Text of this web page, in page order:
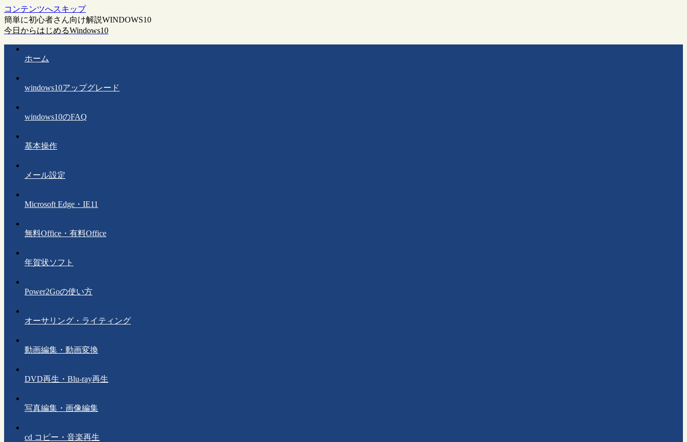
コンテンツへスキップ
簡単に初心者さん向け解説WINDOWS10
今日からはじめるWindows10
ホーム
windows10アップグレード
windows10のFAQ
基本操作
メール設定
Microsoft Edge・IE11
無料Office・有料Office
年賀状ソフト
Power2Goの使い方
オーサリング・ライティング
動画編集・動画変換
DVD再生・Blu-ray再生
写真編集・画像編集
cd コピー・音楽再生